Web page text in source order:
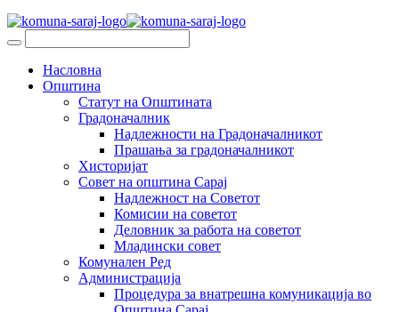
Насловна
Општина
Статут на Општината
Градоначалник
Надлежности на Градоначалникот
Прашања за градоначалникот
Хисторијат
Совет на општина Сарај
Надлежност на Советот
Комисии на советот
Деловник за работа на советот
Младински совет
Комунален Ред
Администрација
Процедура за внатрешна комуникација во